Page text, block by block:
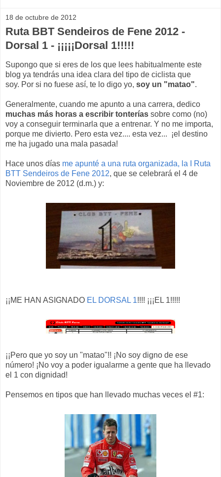
18 de octubre de 2012
Ruta BBT Sendeiros de Fene 2012 -
Dorsal 1 - ¡¡¡¡¡Dorsal 1!!!!!
Supongo que si eres de los que lees habitualmente este
blog ya tendrás una idea clara del tipo de ciclista que
soy. Por si no fuese así, te lo digo yo, soy un "matao".
Generalmente, cuando me apunto a una carrera, dedico
muchas más horas a escribir tonterías sobre como (no)
voy a conseguir terminarla que a entrenar. Y no me importa,
porque me divierto. Pero esta vez.... esta vez... ¡el destino
me ha jugado una mala pasada!
Hace unos días me apunté a una ruta organizada, la I Ruta
BTT Sendeiros de Fene 2012, que se celebrará el 4 de
Noviembre de 2012 (d.m.) y:
¡¡ME HAN ASIGNADO EL DORSAL 1!!!! ¡¡¡EL 1!!!!!
¡¡Pero que yo soy un "matao"!! ¡No soy digno de ese
número! ¡No voy a poder igualarme a gente que ha llevado
el 1 con dignidad!
Pensemos en tipos que han llevado muchas veces el #1: